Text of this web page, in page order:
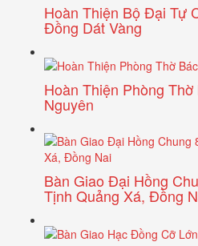
Hoàn Thiện Bộ Đại Tự
Đồng Dát Vàng
Hoàn Thiện Phòng
Nguyên
Bàn Giao Đại Hồng
Tịnh Quảng Xá, Đồng